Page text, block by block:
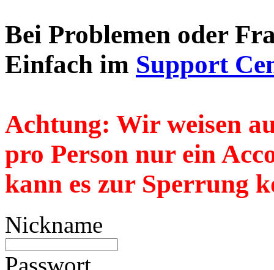
Bei Problemen oder
Einfach im Support
Achtung: Wir weisen
pro Person nur ein
kann es zur Sperrung
Nickname
Passwort